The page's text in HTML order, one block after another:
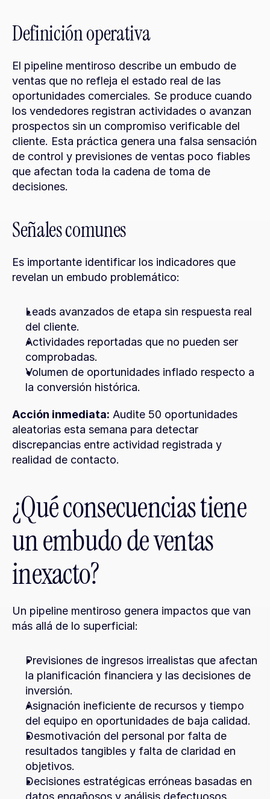
Definición operativa
El pipeline mentiroso describe un embudo de
ventas que no refleja el estado real de las
oportunidades comerciales. Se produce cuando
los vendedores registran actividades o avanzan
prospectos sin un compromiso verificable del
cliente. Esta práctica genera una falsa sensación
de control y previsiones de ventas poco fiables
que afectan toda la cadena de toma de
decisiones.
Señales comunes
Es importante identificar los indicadores que
revelan un embudo problemático:
Leads avanzados de etapa sin respuesta real
del cliente.
Actividades reportadas que no pueden ser
comprobadas.
Volumen de oportunidades inflado respecto a
la conversión histórica.
Acción inmediata: Audite 50 oportunidades
aleatorias esta semana para detectar
discrepancias entre actividad registrada y
realidad de contacto.
¿Qué consecuencias tiene
un embudo de ventas
inexacto?
Un pipeline mentiroso genera impactos que van
más allá de lo superficial:
Previsiones de ingresos irrealistas que afectan
la planificación financiera y las decisiones de
inversión.
Asignación ineficiente de recursos y tiempo
del equipo en oportunidades de baja calidad.
Desmotivación del personal por falta de
resultados tangibles y falta de claridad en
objetivos.
Decisiones estratégicas erróneas basadas en
datos engañosos y análisis defectuosos.